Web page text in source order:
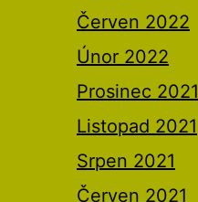
Červen 2022
Únor 2022
Prosinec 2021
Listopad 2021
Srpen 2021
Červen 2021